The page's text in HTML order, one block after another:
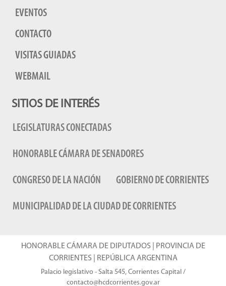
EVENTOS
CONTACTO
VISITAS GUIADAS
WEBMAIL
SITIOS DE INTERÉS
LEGISLATURAS CONECTADAS
HONORABLE CÁMARA DE SENADORES
CONGRESO DE LA NACIÓN GOBIERNO DE CORRIENTES
MUNICIPALIDAD DE LA CIUDAD DE CORRIENTES
HONORABLE CÁMARA DE DIPUTADOS | PROVINCIA DE
CORRIENTES | REPÚBLICA ARGENTINA
Palacio legislativo - Salta 545, Corrientes Capital /
contacto@hcdcorrientes.gov.ar